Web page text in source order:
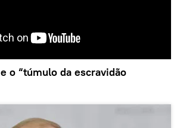
o “túmulo da escravidão